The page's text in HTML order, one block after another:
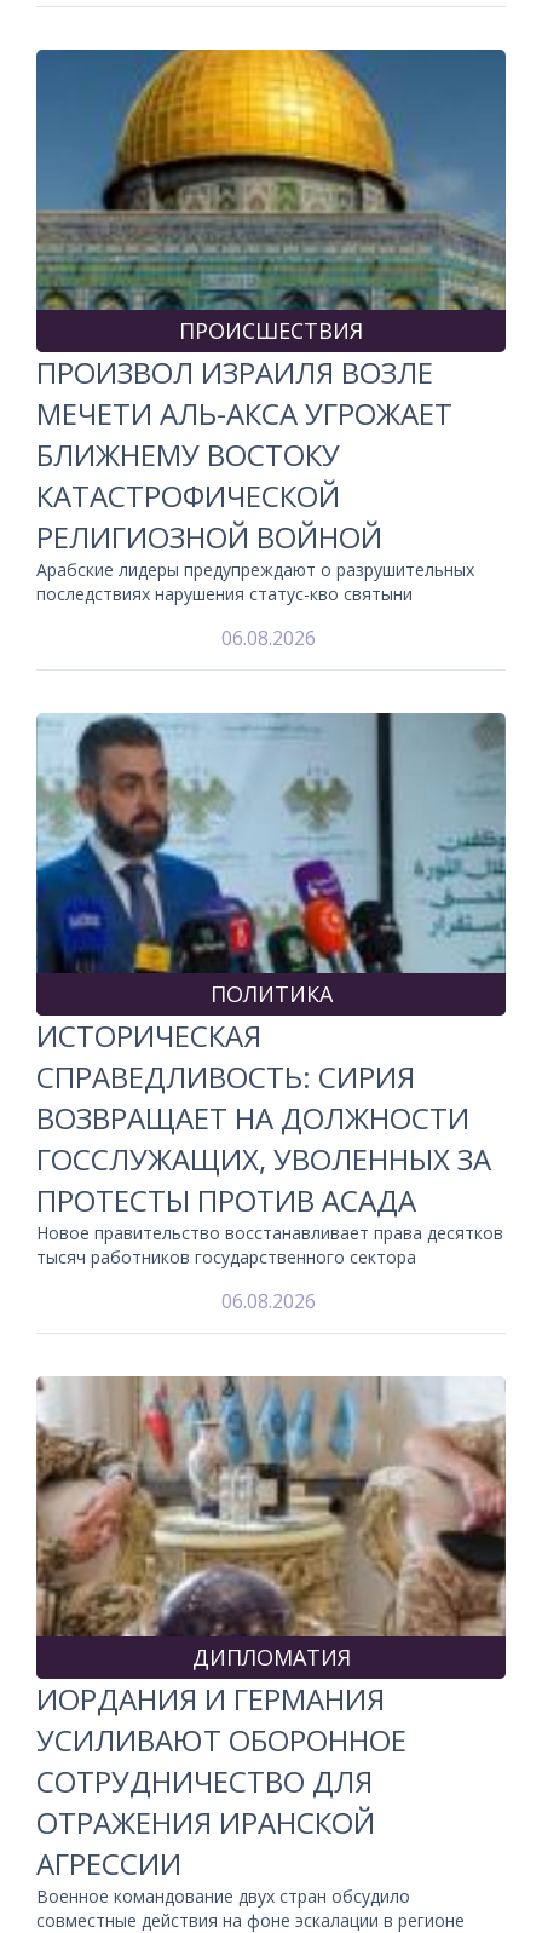
ПРОИСШЕСТВИЯ
ПРОИЗВОЛ ИЗРАИЛЯ ВОЗЛЕ
МЕЧЕТИ АЛЬ-АКСА УГРОЖАЕТ
БЛИЖНЕМУ ВОСТОКУ
КАТАСТРОФИЧЕСКОЙ
РЕЛИГИОЗНОЙ ВОЙНОЙ
Арабские лидеры предупреждают о разрушительных
последствиях нарушения статус-кво святыни
06.08.2026
ПОЛИТИКА
ИСТОРИЧЕСКАЯ
СПРАВЕДЛИВОСТЬ: СИРИЯ
ВОЗВРАЩАЕТ НА ДОЛЖНОСТИ
ГОССЛУЖАЩИХ, УВОЛЕННЫХ ЗА
ПРОТЕСТЫ ПРОТИВ АСАДА
Новое правительство восстанавливает права десятков
тысяч работников государственного сектора
06.08.2026
ДИПЛОМАТИЯ
ИОРДАНИЯ И ГЕРМАНИЯ
УСИЛИВАЮТ ОБОРОННОЕ
СОТРУДНИЧЕСТВО ДЛЯ
ОТРАЖЕНИЯ ИРАНСКОЙ
АГРЕССИИ
Военное командование двух стран обсудило
совместные действия на фоне эскалации в регионе